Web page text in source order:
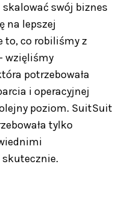
swój biznes
na lepszej
to, co robiliśmy z
wzięliśmy
potrzebowała
i operacyjnej
poziom. SuitSuit
tylko